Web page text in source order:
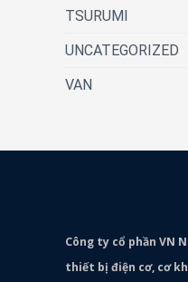
TSURUMI
UNCATEGORIZED
VAN
Công ty cổ phần VN
thiết bị điện cơ, cơ